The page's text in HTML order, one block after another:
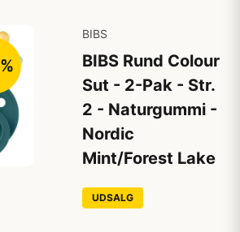
BIBS
BIBS Rund Colour
Sut - 2-Pak - Str.
2 - Naturgummi -
Nordic
Mint/Forest Lake
UDSALG